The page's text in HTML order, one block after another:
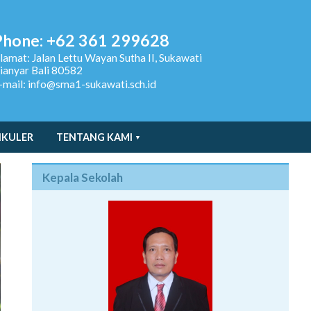
+62 361 299628
Jalan Lettu Wayan Sutha II, Sukawati
Bali 80582
mail: info@sma1-sukawati.sch.id
TENTANG KAMI
Kepala Sekolah